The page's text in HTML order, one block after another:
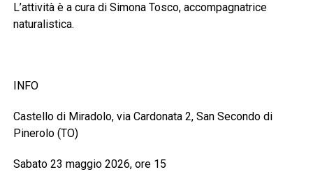
L’attività è a cura di Simona Tosco, accompagnatrice
naturalistica.
INFO
Castello di Miradolo, via Cardonata 2, San Secondo di
Pinerolo (TO)
Sabato 23 maggio 2026, ore 15